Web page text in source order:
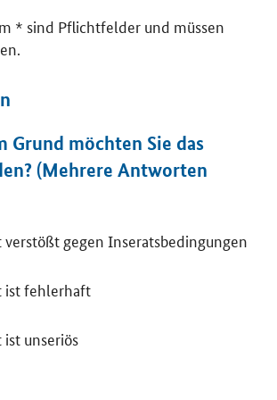
* sind Pflichtfelder und müssen
Grund möchten Sie das
(Mehrere Antworten
verstößt gegen Inseratsbedingungen
ist fehlerhaft
ist unseriös